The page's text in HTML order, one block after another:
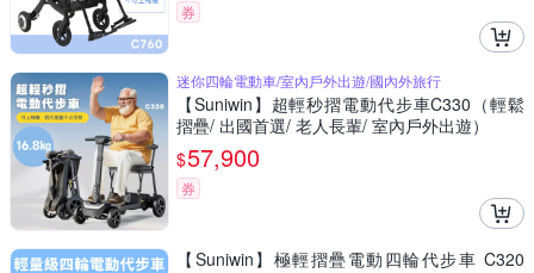
券
迷你四輪電動車/室內戶外出遊/國內外旅行
【Suniwin】超輕秒摺電動代步車C330（輕鬆
摺疊/ 出國首選/ 老人長輩/ 室內戶外出遊）
$57,900
券
【Suniwin】極輕摺疊電動四輪代步車 C320